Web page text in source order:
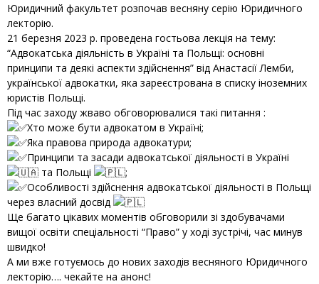
Юридичний факультет розпочав весняну серію Юридичного
лекторію.
21 березня 2023 р. проведена гостьова лекція на тему:
“Адвокатська діяльність в Україні та Польщі: основні
принципи та деякі аспекти здійснення” від Анастасії Лемби,
української адвокатки, яка зареєстрована в списку іноземних
юристів Польщі.
Під час заходу жваво обговорювалися такі питання :
Хто може бути адвокатом в Україні;
Яка правова природа адвокатури;
Принципи та засади адвокатської діяльності в Україні
та Польщі
;
Особливості здійснення адвокатської діяльності в Польщі
через власний досвід
Ще багато цікавих моментів обговорили зі здобувачами
вищої освіти спеціальності “Право” у ході зустрічі, час минув
швидко!
А ми вже готуємось до нових заходів весняного Юридичного
лекторію…. чекайте на анонс!